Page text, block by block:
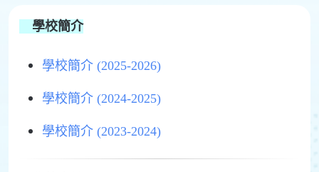
學校簡介
學校簡介 (2025-2026)
學校簡介 (2024-2025)
學校簡介 (2023-2024)